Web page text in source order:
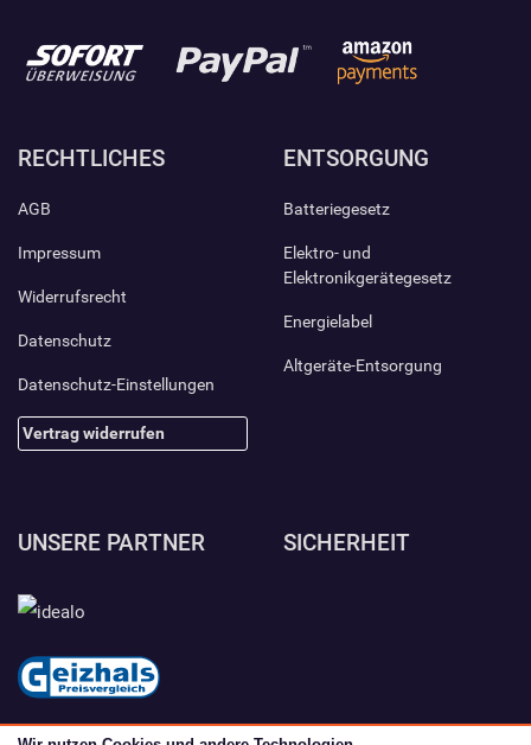
RECHTLICHES
AGB
Impressum
Widerrufsrecht
Datenschutz
Datenschutz-Einstellungen
Vertrag widerrufen
ENTSORGUNG
Batteriegesetz
Elektro- und
Elektronikgerätegesetz
Energielabel
Altgeräte-Entsorgung
UNSERE PARTNER SICHERHEIT